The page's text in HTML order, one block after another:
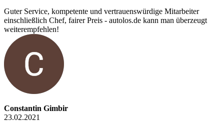
Guter Service, kompetente und vertrauenswürdige Mitarbeiter
einschließlich Chef, fairer Preis - autolos.de kann man überzeugt
weiterempfehlen!
Constantin Gimbir
23.02.2021